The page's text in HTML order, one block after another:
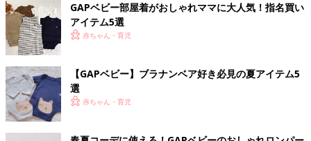
GAPベビー部屋着がおしゃれママに大人気！指名買い
アイテム5選
赤ちゃん・育児
【GAPベビー】ブラナンベア好き必見の夏アイテム5
選
赤ちゃん・育児